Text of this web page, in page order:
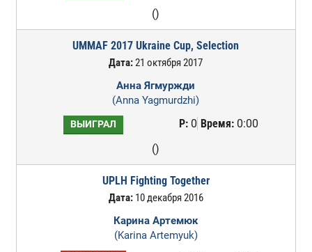
()
UMMAF 2017 Ukraine Cup, Selection
Дата:21 октября 2017
Анна Ягмуржди
(Anna Yagmurdzhi)
ВЫИГРАЛ Р:0 Время:0:00
()
UPLH Fighting Together
Дата:10 декабря 2016
Карина Артемюк
(Karina Artemyuk)